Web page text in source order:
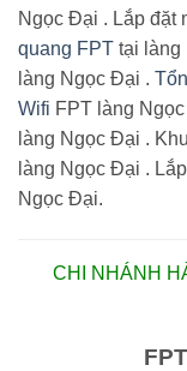
Ngọc Đại . Lắp đặt
quang FPT tại làng
làng Ngọc Đại .
Wifi FPT làng
làng Ngọc Đại .
làng Ngọc Đại .
Ngọc Đại.
CHI NHÁNH